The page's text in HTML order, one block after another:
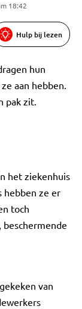
18:42
Hulp bij lezen
hun
aan hebben.
pak zit.
het ziekenhuis
hebben ze er
toch
van